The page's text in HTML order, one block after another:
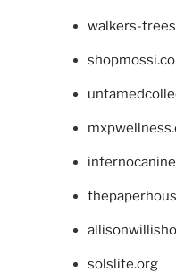
walkers-
solslite.org